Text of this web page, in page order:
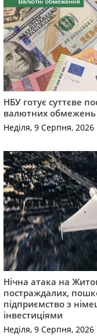
НБУ готує суттєве
валютних обмежень
Неділя, 9 Серпня, 2026
Нічна атака на
постраждалих,
підприємство з
інвестиціями
Неділя, 9 Серпня, 2026